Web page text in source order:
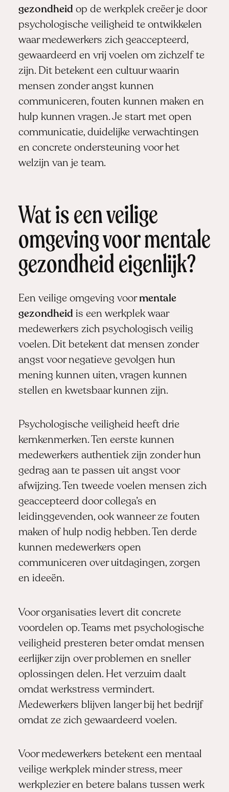
gezondheid op de werkplek creëer je door
psychologische veiligheid te ontwikkelen
waar medewerkers zich geaccepteerd,
gewaardeerd en vrij voelen om zichzelf te
zijn. Dit betekent een cultuur waarin
mensen zonder angst kunnen
communiceren, fouten kunnen maken en
hulp kunnen vragen. Je start met open
communicatie, duidelijke verwachtingen
en concrete ondersteuning voor het
welzijn van je team.
Wat is een veilige
omgeving voor mentale
gezondheid eigenlijk?
Een veilige omgeving voor mentale
gezondheid is een werkplek waar
medewerkers zich psychologisch veilig
voelen. Dit betekent dat mensen zonder
angst voor negatieve gevolgen hun
mening kunnen uiten, vragen kunnen
stellen en kwetsbaar kunnen zijn.
Psychologische veiligheid heeft drie
kernkenmerken. Ten eerste kunnen
medewerkers authentiek zijn zonder hun
gedrag aan te passen uit angst voor
afwijzing. Ten tweede voelen mensen zich
geaccepteerd door collega’s en
leidinggevenden, ook wanneer ze fouten
maken of hulp nodig hebben. Ten derde
kunnen medewerkers open
communiceren over uitdagingen, zorgen
en ideeën.
Voor organisaties levert dit concrete
voordelen op. Teams met psychologische
veiligheid presteren beter omdat mensen
eerlijker zijn over problemen en sneller
oplossingen delen. Het verzuim daalt
omdat werkstress vermindert.
Medewerkers blijven langer bij het bedrijf
omdat ze zich gewaardeerd voelen.
Voor medewerkers betekent een mentaal
veilige werkplek minder stress, meer
werkplezier en betere balans tussen werk